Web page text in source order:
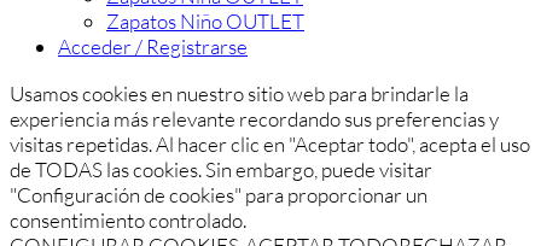
Zapatos Niño OUTLET
Acceder / Registrarse
Usamos cookies en nuestro sitio web para brindarle la
experiencia más relevante recordando sus preferencias y
visitas repetidas. Al hacer clic en "Aceptar todo", acepta el uso
de TODAS las cookies. Sin embargo, puede visitar
"Configuración de cookies" para proporcionar un
consentimiento controlado.